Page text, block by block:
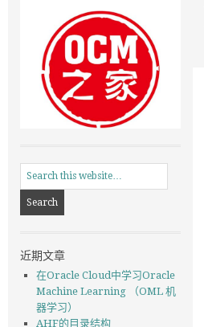
近期文章
在Oracle Cloud中学习Oracle
Machine Learning （OML 机
器学习）
AHF的目录结构